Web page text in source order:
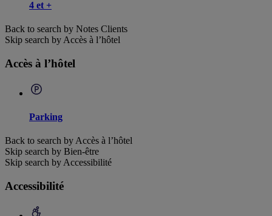
4 et +
Back to search by Notes Clients
Skip search by Accès à l’hôtel
Accès à l’hôtel
Parking
Back to search by Accès à l’hôtel
Skip search by Bien-être
Skip search by Accessibilité
Accessibilité